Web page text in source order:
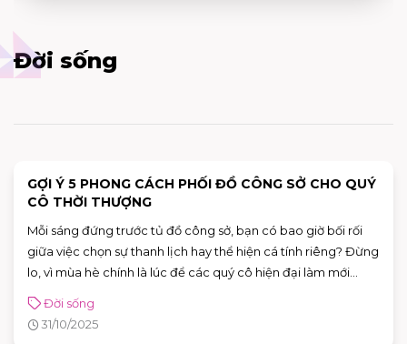
Đời sống
GỢI Ý 5 PHONG CÁCH PHỐI ĐỒ CÔNG SỞ CHO QUÝ
CÔ THỜI THƯỢNG
Mỗi sáng đứng trước tủ đồ công sở, bạn có bao giờ bối rối
giữa việc chọn sự thanh lịch hay thể hiện cá tính riêng? Đừng
lo, vì mùa hè chính là lúc để các quý cô hiện đại làm mới
mái, mang đến cho nàng một diện mạo mới đầy thời thượng.
Cùng AEON MALL Tân Phú Celadon điểm qua 5 phong cách
Đời sống
31/10/2025